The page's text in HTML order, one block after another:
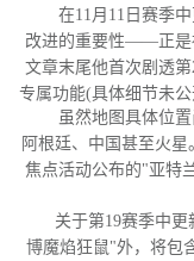
在11月11日赛季中
改进的重要性——正是
文章末尾他首次剧透
专属功能(具体细节未
虽然地图具体位置
阿根廷、中国甚至火
焦点活动公布的"亚特
关于第19赛季中更
博魔焰狂鼠"外，将包